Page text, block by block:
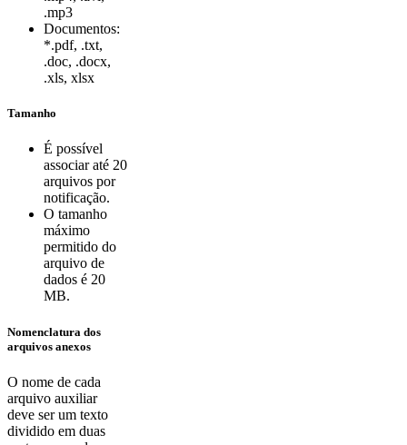
.mp3
Documentos:
*.pdf, .txt,
.doc, .docx,
.xls, xlsx
Tamanho
É possível
associar até 20
arquivos por
notificação.
O tamanho
máximo
permitido do
arquivo de
dados é 20
MB.
Nomenclatura dos
arquivos anexos
O nome de cada
arquivo auxiliar
deve ser um texto
dividido em duas